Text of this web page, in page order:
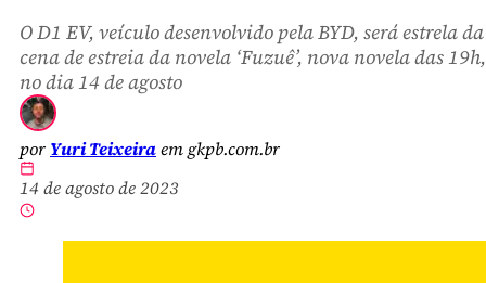
O D1 EV, veículo desenvolvido pela BYD, será estrela da
cena de estreia da novela ‘Fuzuê’, nova novela das 19h,
no dia 14 de agosto
por Yuri Teixeiraem gkpb.com.br
14 de agosto de 2023